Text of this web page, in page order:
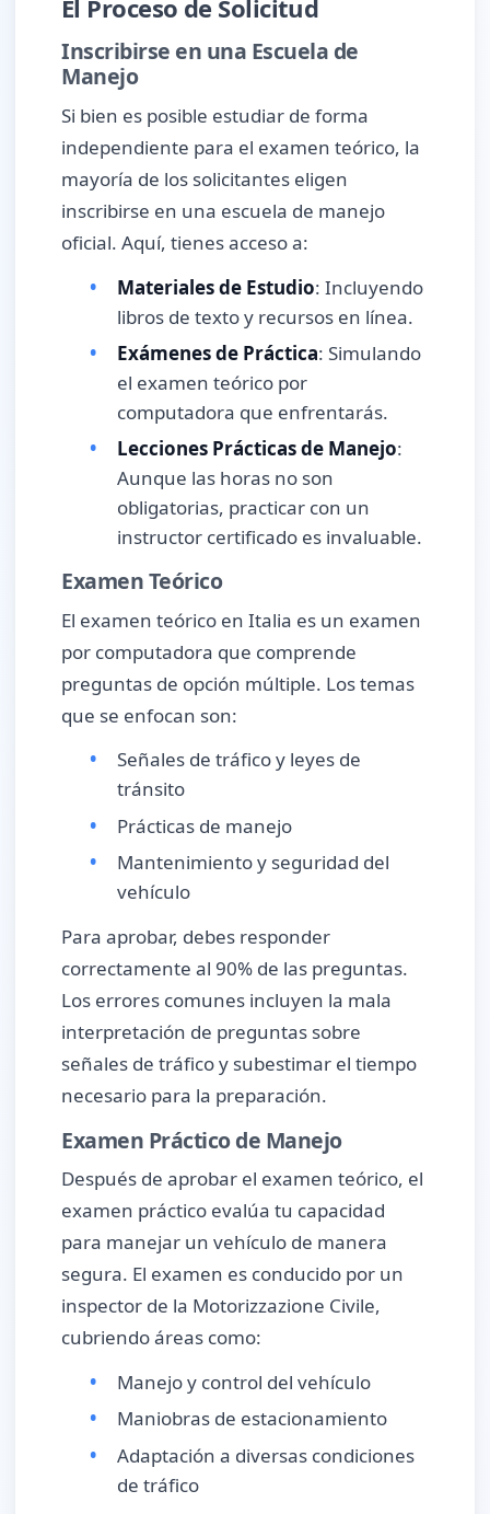
El Proceso de Solicitud
Inscribirse en una Escuela de
Manejo
Si bien es posible estudiar de forma
independiente para el examen teórico, la
mayoría de los solicitantes eligen
inscribirse en una escuela de manejo
oficial. Aquí, tienes acceso a:
Materiales de Estudio: Incluyendo
libros de texto y recursos en línea.
Exámenes de Práctica: Simulando
el examen teórico por
computadora que enfrentarás.
Lecciones Prácticas de Manejo:
Aunque las horas no son
obligatorias, practicar con un
instructor certificado es invaluable.
Examen Teórico
El examen teórico en Italia es un examen
por computadora que comprende
preguntas de opción múltiple. Los temas
que se enfocan son:
Señales de tráfico y leyes de
tránsito
Prácticas de manejo
Mantenimiento y seguridad del
vehículo
Para aprobar, debes responder
correctamente al 90% de las preguntas.
Los errores comunes incluyen la mala
interpretación de preguntas sobre
señales de tráfico y subestimar el tiempo
necesario para la preparación.
Examen Práctico de Manejo
Después de aprobar el examen teórico, el
examen práctico evalúa tu capacidad
para manejar un vehículo de manera
segura. El examen es conducido por un
inspector de la Motorizzazione Civile,
cubriendo áreas como:
Manejo y control del vehículo
Maniobras de estacionamiento
Adaptación a diversas condiciones
de tráfico